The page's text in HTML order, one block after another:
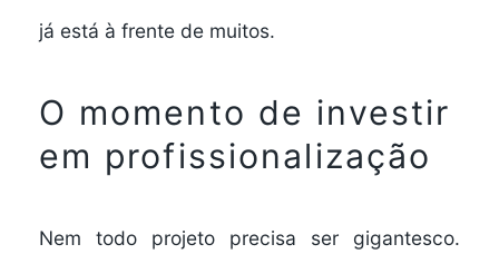
já está à frente de muitos.
O momento de investir
em profissionalização
Nem todo projeto precisa ser gigantesco.